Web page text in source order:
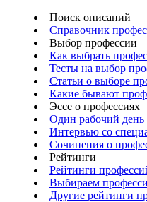
Поиск описаний
Справочник
Выбор профессии
Как выбрать
Тесты на выбор
Статьи о выборе
Какие бывают
Эссе о профессиях
Один рабочий день
Интервью со
Сочинения о
Рейтинги
Рейтинги
Выбираем
Другие рейтинги